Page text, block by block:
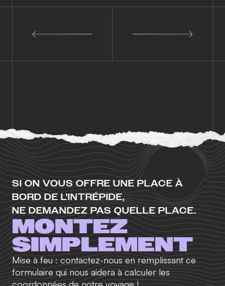
SI ON VOUS OFFRE UNE PLACE À
BORD DE L'INTRÉPIDE,
NE DEMANDEZ PAS QUELLE PLACE.
MONTEZ
SIMPLEMENT
Mise à feu : contactez-nous en remplissant ce
formulaire qui nous aidera à calculer les